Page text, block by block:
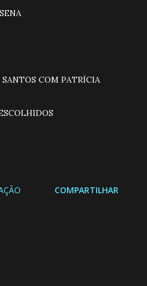
DA TELE SENA
LEGAL
A RODA
COM PATRÍCIA
OS ESCOLHIDOS
NEWS
COMPARTILHAR